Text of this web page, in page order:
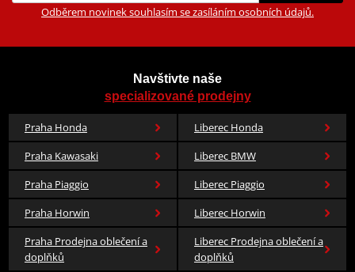
Odběrem novinek souhlasím se zasíláním osobních údajů.
Navštivte naše
specializované prodejny
Praha Honda
Liberec Honda
Praha Kawasaki
Liberec BMW
Praha Piaggio
Liberec Piaggio
Praha Horwin
Liberec Horwin
Praha Prodejna oblečení a
doplňků
Liberec Prodejna oblečení a
doplňků